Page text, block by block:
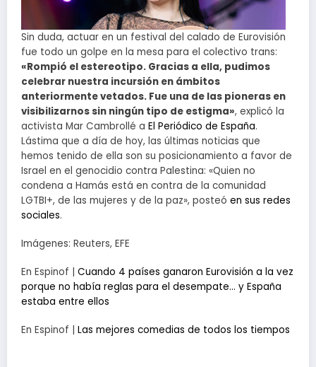
Sin duda, actuar en un festival del calado de Eurovisión
fue todo un golpe en la mesa para el colectivo trans:
«Rompió el estereotipo. Gracias a ella, pudimos
celebrar nuestra incursión en ámbitos
anteriormente vetados. Fue una de las pioneras en
visibilizarnos sin ningún tipo de estigma», explicó la
activista Mar Cambrollé a El Periódico de España.
Lástima que a día de hoy, las últimas noticias que
hemos tenido de ella son su posicionamiento a favor de
Israel en el genocidio contra Palestina: «Quien no
condena a Hamás está en contra de la comunidad
LGTBI+, de las mujeres y de la paz», posteó en sus redes
sociales.
Imágenes: Reuters, EFE
En Espinof | Cuando 4 países ganaron Eurovisión a la vez
porque no había reglas para el desempate… y España
estaba entre ellos
En Espinof | Las mejores comedias de todos los tiempos